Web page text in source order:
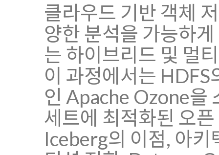
클라우드 기반 객체
양한 분석을 가능하
는 하이브리드 및 멀
이 과정에서는
인 Apache Ozone을
세트에 최적화된 오
Iceberg의 이점, 아키